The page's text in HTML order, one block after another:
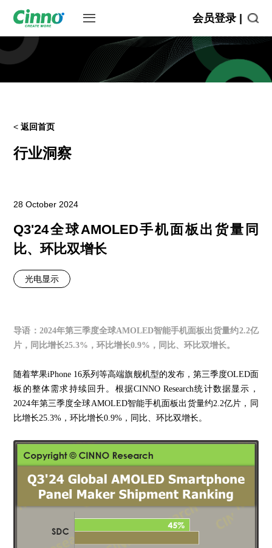
会员登录 |
<返回首页
行业洞察
28 October 2024
Q3'24全球AMOLED手机面板出货量同
比、环比双增长
光电显示
导语： 2024年第三季度全球AMOLED智能手机面板出货量约2.2亿
片，同比增长25.3%，环比增长0.9%，同比、环比双增长。
随着苹果iPhone 16系列等高端旗舰机型的发布，第三季度OLED面
板的整体需求持续回升。根据CINNO Research统计数据显示，
2024年第三季度全球AMOLED智能手机面板出货量约2.2亿片，同
比增长25.3%，环比增长0.9%，同比、环比双增长。